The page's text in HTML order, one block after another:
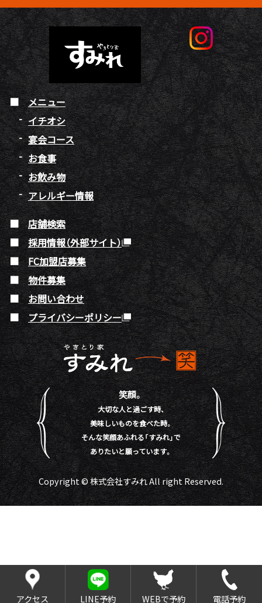
メニュー
イチオシ
宴会コース
お食事
お飲み物
アレルギー情報
店舗検索
採用情報（外部サイト）
FC加盟店募集
物件募集
お問い合わせ
プライバシーポリシー
笑顔。
大切な人と過ごす時、
美味しいものを食べた時。
そんな笑顔あふれる「すみれ」で
ありたいと願っています。
Copyright © 株式会社すみれ All right Reserved.
アクセス LINE予約 WEBで予約 電話予約